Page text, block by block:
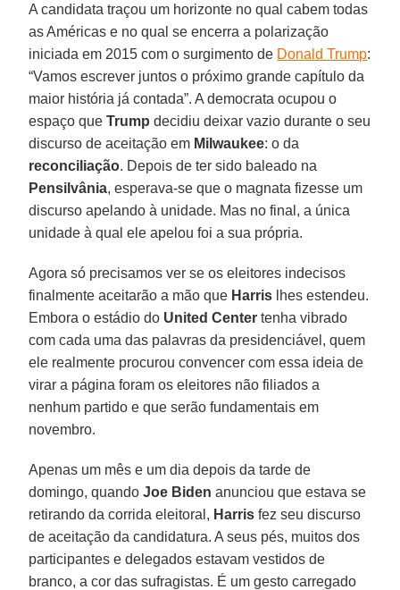
A candidata traçou um horizonte no qual cabem todas
as Américas e no qual se encerra a polarização
iniciada em 2015 com o surgimento de Donald Trump:
“Vamos escrever juntos o próximo grande capítulo da
maior história já contada”. A democrata ocupou o
espaço queTrump decidiu deixar vazio durante o seu
discurso de aceitação em Milwaukee: o da
reconciliação. Depois de ter sido baleado na
Pensilvânia, esperava-se que o magnata fizesse um
discurso apelando à unidade. Mas no final, a única
unidade à qual ele apelou foi a sua própria.
Agora só precisamos ver se os eleitores indecisos
finalmente aceitarão a mão que Harris lhes estendeu.
Embora o estádio do United Center tenha vibrado
com cada uma das palavras da presidenciável, quem
ele realmente procurou convencer com essa ideia de
virar a página foram os eleitores não filiados a
nenhum partido e que serão fundamentais em
novembro.
Apenas um mês e um dia depois da tarde de
domingo, quandoJoe Biden anunciou que estava se
retirando da corrida eleitoral, Harris fez seu discurso
de aceitação da candidatura. A seus pés, muitos dos
participantes e delegados estavam vestidos de
branco, a cor das sufragistas. É um gesto carregado